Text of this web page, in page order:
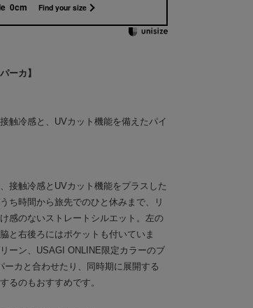
0cm Find your size
ーカ】
触冷感と、UVカット機能を備えたパイ
接触冷感とUVカット機能をプラスした
ち時間から旅先でのひと休みまで、リ
感のないストレートシルエット。左の
と右後ろにはポケットも付いていま
ーン、USAGI ONLINE限定カラーのブ
カと合わせたり、同時期に展開する
るのもおすすめです。